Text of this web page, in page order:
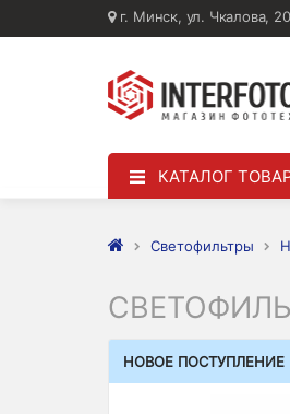
г. Минск, ул. Чкалова, 20
КАТАЛОГ
Светофильтры
НОВОЕ ПОСТУПЛЕНИЕ